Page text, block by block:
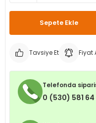
Sepete Ekle
Tavsiye Et Fiyat
Telefonda
0 (530) 581 64